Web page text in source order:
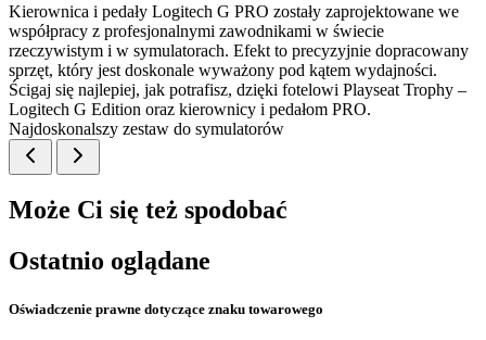
Kierownica i pedały Logitech G PRO zostały zaprojektowane we
współpracy z profesjonalnymi zawodnikami w świecie
rzeczywistym i w symulatorach. Efekt to precyzyjnie dopracowany
sprzęt, który jest doskonale wyważony pod kątem wydajności.
Ścigaj się najlepiej, jak potrafisz, dzięki fotelowi Playseat Trophy –
Logitech G Edition oraz kierownicy i pedałom PRO.
Najdoskonalszy zestaw do symulatorów
Może Ci się też spodobać
Ostatnio oglądane
Oświadczenie prawne dotyczące znaku towarowego